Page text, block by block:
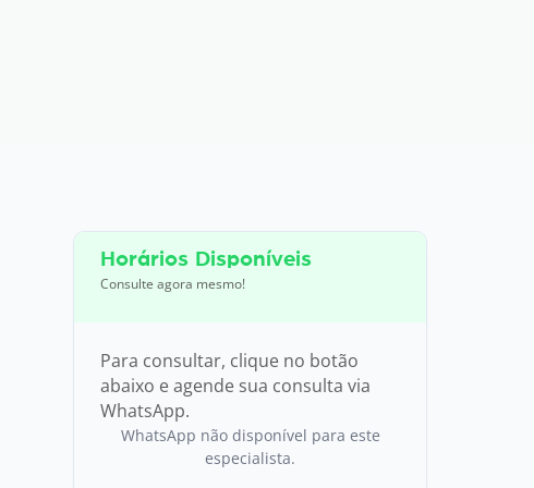
Horários Disponíveis
Consulte agora mesmo!
Para consultar, clique no botão
abaixo e agende sua consulta via
WhatsApp.
WhatsApp não disponível para este
especialista.